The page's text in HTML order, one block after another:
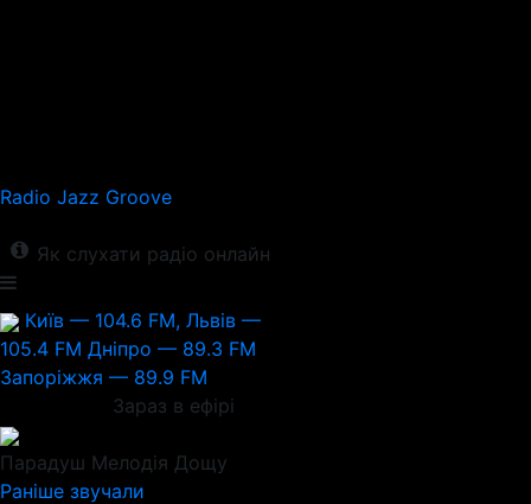
Radio Jazz Groove
Як слухати радіо онлайн
Київ — 104.6 FM, Львів —
105.4 FM Дніпро — 89.3 FM
Запоріжжя — 89.9 FM
Зараз в ефірі
Парадуш Мелодія Дощу
Раніше звучали